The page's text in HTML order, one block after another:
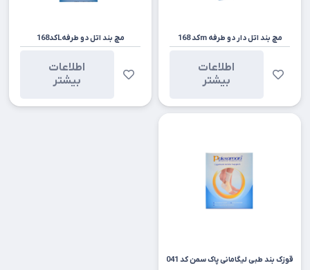
مچ بند اتل دار دو طرفه mکد 168
اطلاعات
بیشتر
مچ بند اتل دو طرفهLکد168
اطلاعات
بیشتر
قوزک بند طبی لیگامانی پاک سمن کد 041